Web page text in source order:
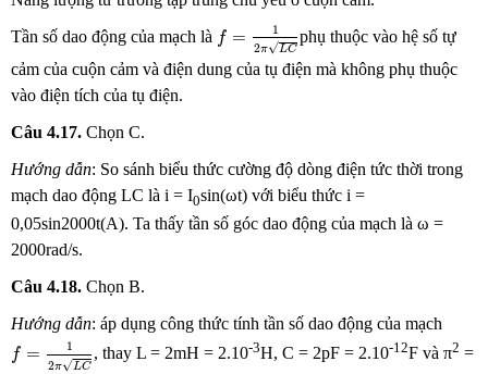
Tần số dao động của mạch là f =
1
2π√LC
= C
phụ thuộc vào hệ số tự
cảm của cuộn cảm và điện dung của tụ điện mà không phụ thuộc
vào điện tích của tụ điện.
Câu 4.17. Chọn C.
Hướng dẫn: So sánh biểu thức cường độ dòng điện tức thời trong
mạch dao động LC là i = I0sin(ωt) với biểu thức i =
0,05sin2000t(A). Ta thấy tần số góc dao động của mạch là ω =
2000rad/s.
Câu 4.18. Chọn B.
Hướng dẫn: áp dụng công thức tính tần số dao động của mạch
f =
1
2π√LC
= C
, thay L = 2mH = 2.10-3H, C = 2pF = 2.10-12F và π2 =